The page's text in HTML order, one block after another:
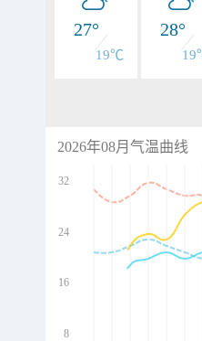
27°
19℃
28°
2026年08月气温曲线
32
24
16
8